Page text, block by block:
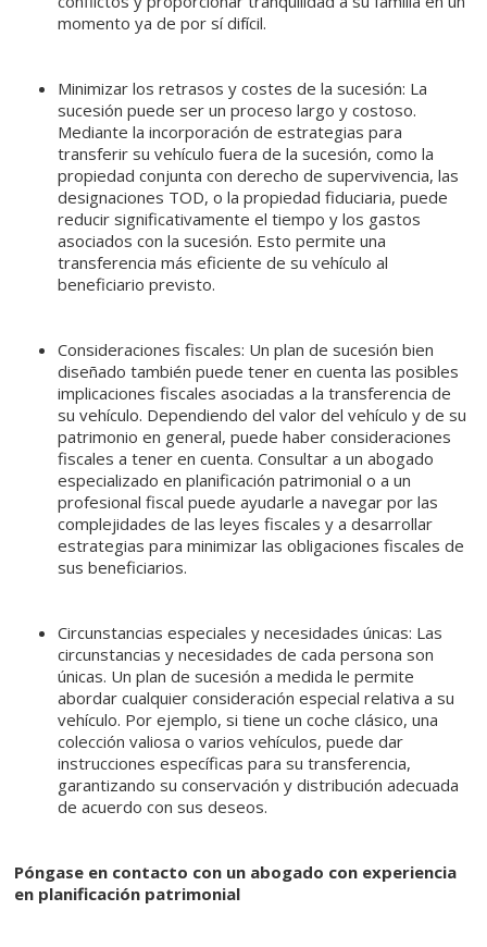
momento ya de por sí difícil.
Minimizar los retrasos y costes de la sucesión: La
sucesión puede ser un proceso largo y costoso.
Mediante la incorporación de estrategias para
transferir su vehículo fuera de la sucesión, como la
propiedad conjunta con derecho de supervivencia, las
designaciones TOD, o la propiedad fiduciaria, puede
reducir significativamente el tiempo y los gastos
asociados con la sucesión. Esto permite una
transferencia más eficiente de su vehículo al
beneficiario previsto.
Consideraciones fiscales: Un plan de sucesión bien
diseñado también puede tener en cuenta las posibles
implicaciones fiscales asociadas a la transferencia de
su vehículo. Dependiendo del valor del vehículo y de su
patrimonio en general, puede haber consideraciones
fiscales a tener en cuenta. Consultar a un abogado
especializado en planificación patrimonial o a un
profesional fiscal puede ayudarle a navegar por las
complejidades de las leyes fiscales y a desarrollar
estrategias para minimizar las obligaciones fiscales de
sus beneficiarios.
Circunstancias especiales y necesidades únicas: Las
circunstancias y necesidades de cada persona son
únicas. Un plan de sucesión a medida le permite
abordar cualquier consideración especial relativa a su
vehículo. Por ejemplo, si tiene un coche clásico, una
colección valiosa o varios vehículos, puede dar
instrucciones específicas para su transferencia,
garantizando su conservación y distribución adecuada
de acuerdo con sus deseos.
Póngase en contacto con un abogado con experiencia
en planificación patrimonial